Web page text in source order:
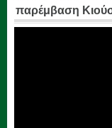
παρέμβαση